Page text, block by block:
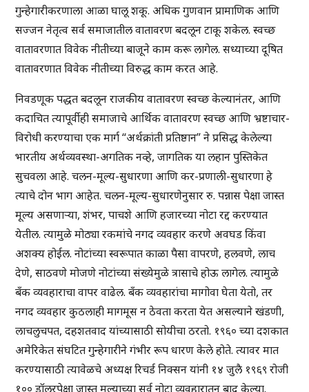
गुन्हेगारीकरणाला आळा घालू शकू. अधिक गुणवान प्रामाणिक आणि
सज्जन नेतृत्व सर्व समाजातील वातावरण बदलून टाकू शकेल. स्वच्छ
वातावरणात विवेक नीतीच्या बाजूने काम करू लागेल. सध्याच्या दूषित
वातावरणात विवेक नीतीच्या विरुद्ध काम करत आहे.
निवडणूक पद्धत बदलून राजकीय वातावरण स्वच्छ केल्यानंतर, आणि
कदाचित त्यापूर्वीही समाजाचे आर्थिक वातावरण स्वच्छ आणि भ्रष्टाचार-
विरोधी करण्याचा एक मार्ग “अर्थक्रांती प्रतिष्ठान” ने प्रसिद्ध केलेल्या
भारतीय अर्थव्यवस्था-अगतिक नव्हे, जागतिक या लहान पुस्तिकेत
सुचवला आहे. चलन-मूल्य-सुधारणा आणि कर-प्रणाली-सुधारणा हे
त्याचे दोन भाग आहेत. चलन-मूल्य-सुधारणेनुसार रु. पन्नास पेक्षा जास्त
मूल्य असणाऱ्या, शंभर, पाचशे आणि हजारच्या नोटा रद्द करण्यात
येतील. त्यामुळे मोठ्या रकमांचे नगद व्यवहार करणे अवघड किंवा
अशक्य होईल. नोटांच्या स्वरूपात काळा पैसा वापरणे, हलवणे, लाच
देणे, साठवणे मोजणे नोटांच्या संख्येमुळे त्रासाचे होऊ लागेल. त्यामुळे
बँक व्यवहाराचा वापर वाढेल. बँक व्यवहारांचा मागोवा घेता येतो, तर
नगद व्यवहार कुठलाही मागमूस न ठेवता करता येत असल्याने खंडणी,
लाचलुचपत, दहशतवाद यांच्यासाठी सोयीचा ठरतो. १९६० च्या दशकात
अमेरिकेत संघटित गुन्हेगारीने गंभीर रूप धारण केले होते. त्यावर मात
करण्यासाठी त्यावेळचे अध्यक्ष रिचर्ड निक्सन यांनी १४ जुलै १९६९ रोजी
१०० डॉलरपेक्षा जास्त मूल्याच्या सर्व नोटा व्यवहारातून बाद केल्या.